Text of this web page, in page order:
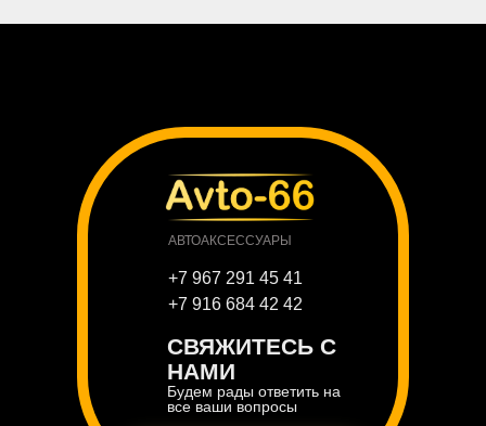
Будем рады ответить на
все ваши вопросы
СВЯЖИТЕСЬ С
НАМИ
АВТОАКСЕССУАРЫ
+7 967 291 45 41
+7 916 684 42 42